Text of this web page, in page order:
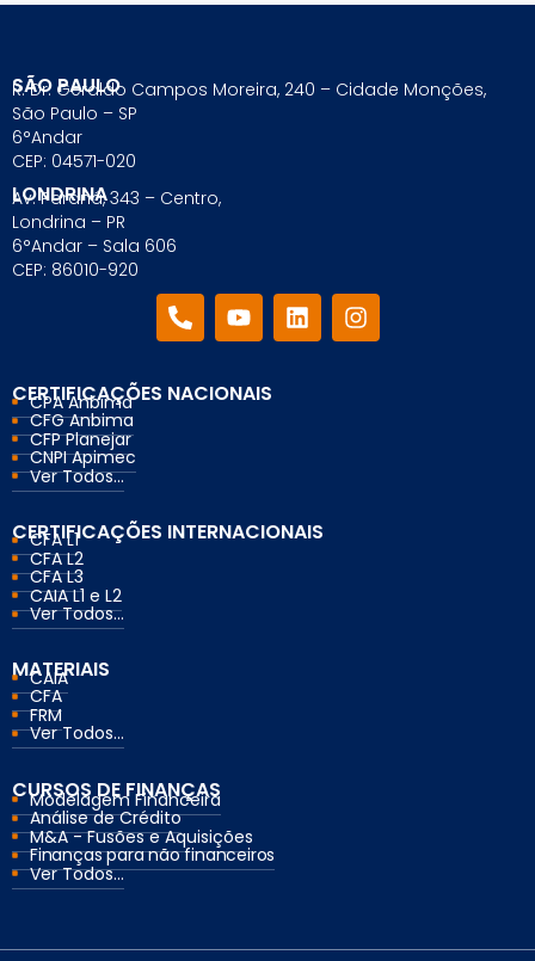
SÃO PAULO
R. Dr. Geraldo Campos Moreira, 240 – Cidade Monções,
São Paulo – SP
6°Andar
CEP: 04571-020
LONDRINA
Av. Paraná, 343 – Centro,
Londrina – PR
6°Andar – Sala 606
CEP: 86010-920
CERTIFICAÇÕES NACIONAIS
CPA Anbima
CFG Anbima
CFP Planejar
CNPI Apimec
Ver Todos...
CERTIFICAÇÕES INTERNACIONAIS
CFA L1
CFA L2
CFA L3
CAIA L1 e L2
Ver Todos...
MATERIAIS
CAIA
CFA
FRM
Ver Todos...
CURSOS DE FINANÇAS
Modelagem Financeira
Análise de Crédito
M&A - Fusões e Aquisições
Finanças para não financeiros
Ver Todos...